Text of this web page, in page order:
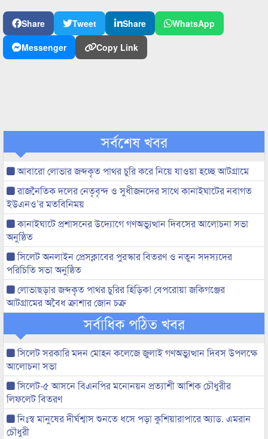
Share Tweet Share
WhatsApp
Messenger
Copy Link
সর্বশেষ খবর
আবারো লোভার জব্দকৃত পাথর চুরি করে নিয়ে যাওয়া হচ্ছে আটগ্রামে
রাজনৈতিক দলের নেতৃবৃন্দ ও সুধীজনদের সাথে কানাইঘাটের নবাগত
ইউএনও’র মতবিনিময়
কানাইঘাটে প্রশাসনের উদ্যোগে গণঅভ্যুত্থান দিবসের আলোচনা সভা
অনুষ্ঠিত
সিলেট অনলাইন প্রেসক্লাবের পুরস্কার বিতরণ ও নতুন সদস্যদের
পরিচিতি সভা অনুষ্ঠিত
লোভাছড়ার জব্দকৃত পাথর চুরির হিড়িক! বেপরোয়া জকিগঞ্জের
আটগ্রামের অবৈধ ক্রাশার জোন চক্র
সর্বাধিক পঠিত খবর
সিলেট সরকারি মদন মোহন কলেজে জুলাই গণঅভ্যুত্থান দিবস উপলক্ষে
আলোচনা সভা
সিলেট-৫ আসনে বিএনপির মনোনয়ন প্রত্যাশী আশিক চৌধুরীর
লিফলেট বিতরণ
নিঃস্ব মানুষের দীর্ঘশ্বাস শুনতে ধসে পড়া কুশিয়ারাপারে অ্যাড. এমরান
চৌধুরী